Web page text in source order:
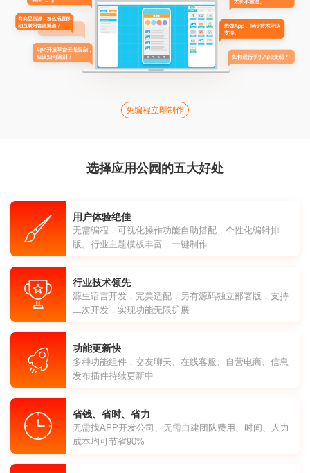
免编程立即制作
选择应用公园的五大好处
用户体验绝佳
无需编程，可视化操作功能自助搭配，个性化编辑排
版。行业主题模板丰富，一键制作
行业技术领先
源生语言开发，完美适配，另有源码独立部署版，支持
二次开发，实现功能无限扩展
功能更新快
多种功能组件，交友聊天、在线客服、自营电商、信息
发布插件持续更新中
省钱、省时、省力
无需找APP开发公司、无需自建团队费用、时间、人力
成本均可节省90%